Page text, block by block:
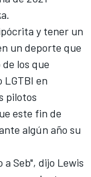
y tener un
un deporte que
de los que
LGTBI en
pilotos
este fin de
algún año su
Seb", dijo Lewis